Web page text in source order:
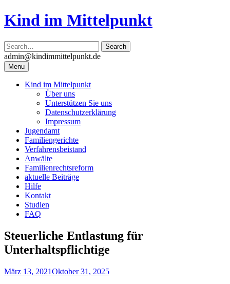
Skip
to
Kind im Mittelpunkt
admin@kindimmittelpunkt.de
Menu
Kind im Mittelpunkt
Über uns
Unterstützen Sie uns
Datenschutzerklärung
Impressum
Jugendamt
Familiengerichte
Verfahrensbeistand
Anwälte
Familienrechtsreform
aktuelle Beiträge
Hilfe
Kontakt
Studien
FAQ
Steuerliche Entlastung für
Unterhaltspflichtige
März 13, 2021Oktober 31, 2025